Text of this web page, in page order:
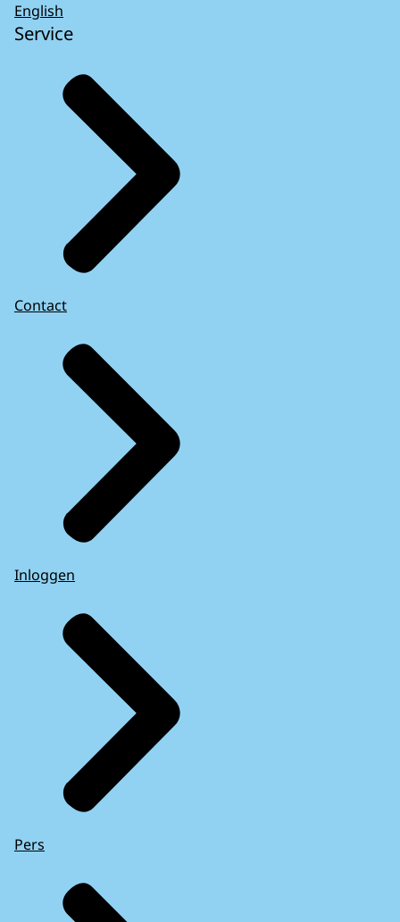
English
Service
Contact
Inloggen
Pers